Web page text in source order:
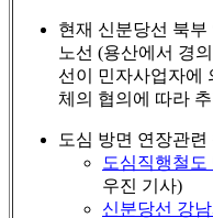
현재 신분당선 북
노선 (용산에서 경
선이 민자사업자에
체의 협의에 따라
도심 방면 연장관련
도심직행철도
우진 기사)
신분당선 강